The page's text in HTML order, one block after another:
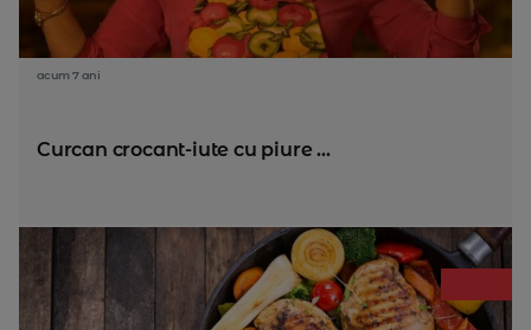
acum 7 ani
Curcan crocant-iute cu piure ...